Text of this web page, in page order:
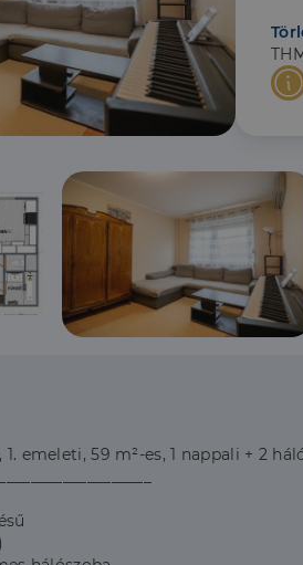
emeleti, 59 m²-es, 1 nappali + 2